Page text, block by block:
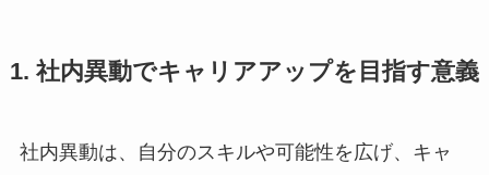
1. 社内異動でキャリアアップを目指す意義
社内異動は、自分のスキルや可能性を広げ、キャ